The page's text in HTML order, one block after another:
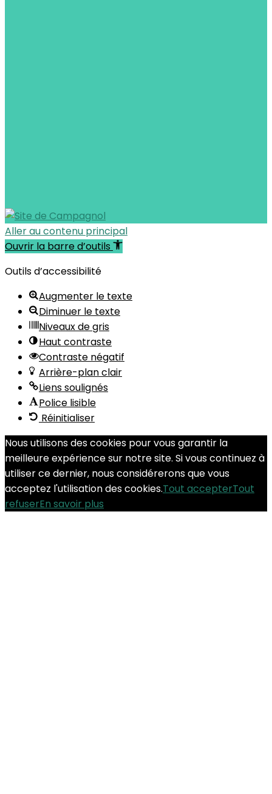
Aller au contenu principal
Ouvrir la barre d’outils
Outils d’accessibilité
Augmenter le texte
Diminuer le texte
Niveaux de gris
Haut contraste
Contraste négatif
Arrière-plan clair
Liens soulignés
Police lisible
Réinitialiser
Nous utilisons des cookies pour vous garantir la
meilleure expérience sur notre site. Si vous continuez à
utiliser ce dernier, nous considérerons que vous
acceptez l'utilisation des cookies.Tout accepterTout
refuserEn savoir plus